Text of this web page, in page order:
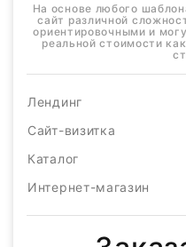
На основе любого
сайт различной
ориентировочными и
реальной стоимости
Лендинг
Сайт-визитка
Каталог
Интернет-магазин